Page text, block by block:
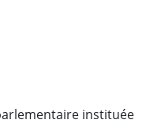
instituée